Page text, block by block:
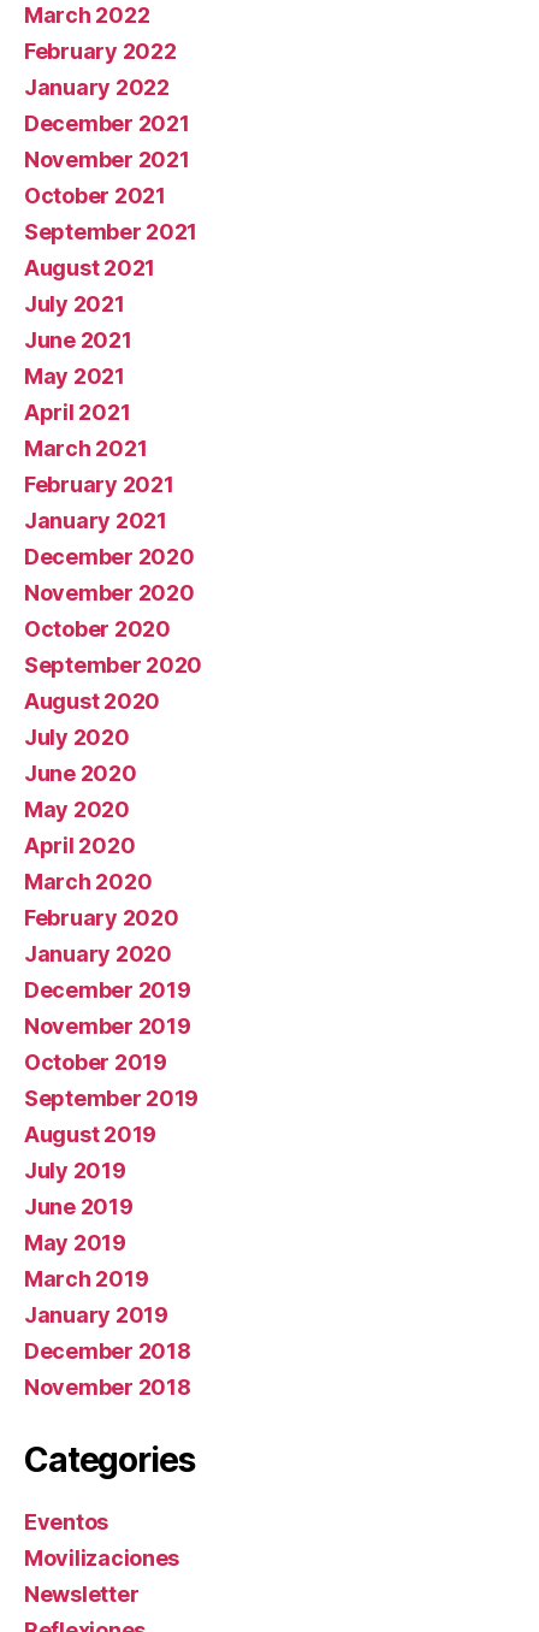
March 2022
February 2022
January 2022
December 2021
November 2021
October 2021
September 2021
August 2021
July 2021
June 2021
May 2021
April 2021
March 2021
February 2021
January 2021
December 2020
November 2020
October 2020
September 2020
August 2020
July 2020
June 2020
May 2020
April 2020
March 2020
February 2020
January 2020
December 2019
November 2019
October 2019
September 2019
August 2019
July 2019
June 2019
May 2019
March 2019
January 2019
December 2018
November 2018
Categories
Eventos
Movilizaciones
Newsletter